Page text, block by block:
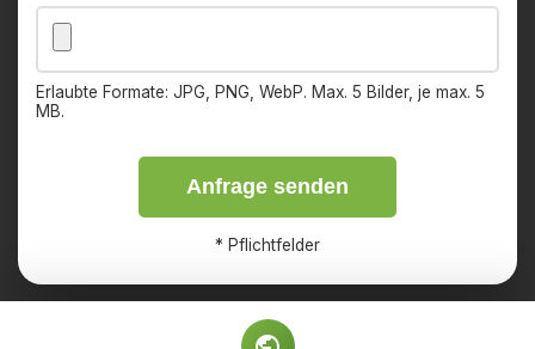
Erlaubte Formate: JPG, PNG, WebP. Max. 5 Bilder, je max. 5
MB.
Anfrage senden
* Pflichtfelder